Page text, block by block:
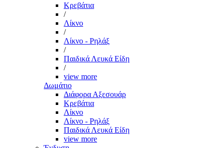
Κρεβάτια
/
Λίκνο
/
Λίκνο - Ρηλάξ
/
Παιδικά Λευκά Είδη
/
view more
Δωμάτιο
Διάφορα Αξεσουάρ
Κρεβάτια
Λίκνο
Λίκνο - Ρηλάξ
Παιδικά Λευκά Είδη
view more